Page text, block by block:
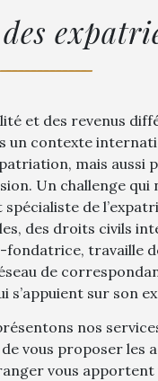
et des revenus
un contexte
mais aussi
Un challenge qui
de
des droits civils
fondatrice, travaille
de
s’appuient sur son
nos
vous proposer les
vous apportent